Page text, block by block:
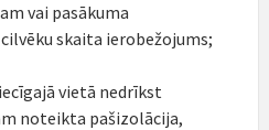
vai pasākuma
skaita ierobežojums;
vietā nedrīkst
noteikta pašizolācija,